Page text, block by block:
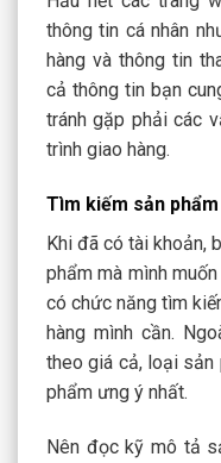
thông tin cá nhân
hàng và thông tin
cả thông tin bạn
tránh gặp phải các
trình giao hàng.
Tìm kiếm sản phẩm
Khi đã có tài khoản,
phẩm mà mình
có chức năng tìm
hàng mình cần.
theo giá cả, loại sản
phẩm ưng ý nhất.
Nên đọc kỹ mô tả